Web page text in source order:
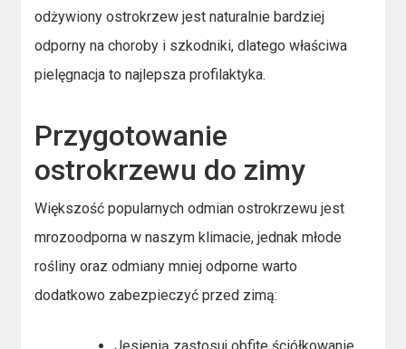
odżywiony ostrokrzew jest naturalnie bardziej
odporny na choroby i szkodniki, dlatego właściwa
pielęgnacja to najlepsza profilaktyka.
Przygotowanie
ostrokrzewu do zimy
Większość popularnych odmian ostrokrzewu jest
mrozoodporna w naszym klimacie, jednak młode
rośliny oraz odmiany mniej odporne warto
dodatkowo zabezpieczyć przed zimą: